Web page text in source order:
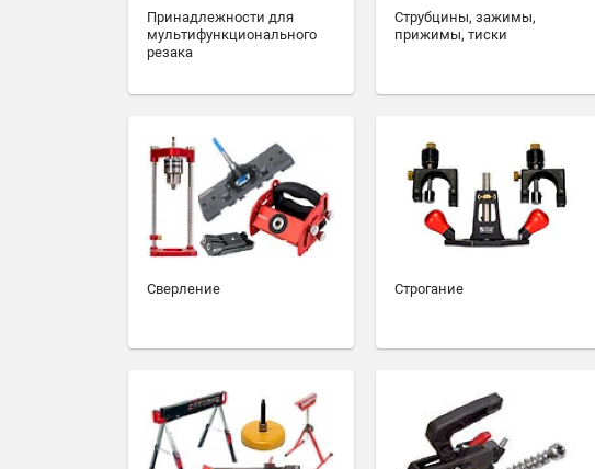
Принадлежности для
мультифункционального
резака
Струбцины, зажимы,
прижимы, тиски
Сверление Строгание